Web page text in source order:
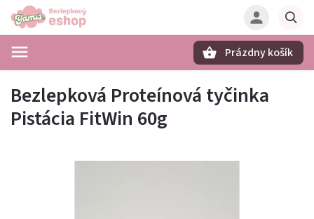
Prázdny košík
Bezlepková Proteínová tyčinka
Pistácia FitWin 60g